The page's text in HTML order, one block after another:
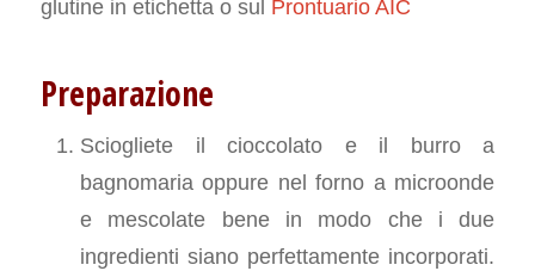
glutine in etichetta o sul Prontuario AIC
Preparazione
Sciogliete il cioccolato e il burro a
bagnomaria oppure nel forno a microonde
e mescolate bene in modo che i due
ingredienti siano perfettamente incorporati.